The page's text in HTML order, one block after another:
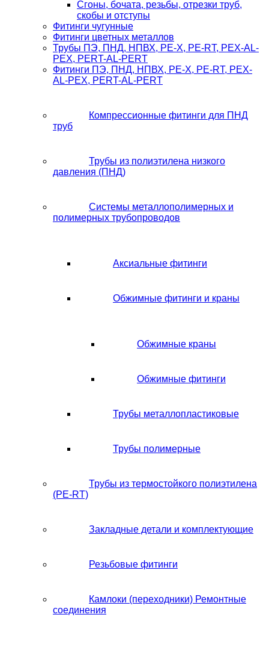
Сгоны, бочата, резьбы, отрезки труб,
скобы и отступы
Фитинги чугунные
Фитинги цветных металлов
Трубы ПЭ, ПНД, НПВХ, PE-X, PE-RT, PEX-AL-
PEX, PERT-AL-PERT
Фитинги ПЭ, ПНД, НПВХ, PE-X, PE-RT, PEX-
AL-PEX, PERT-AL-PERT
Компрессионные фитинги для ПНД
труб
Трубы из полиэтилена низкого
давления (ПНД)
Системы металлополимерных и
полимерных трубопроводов
Аксиальные фитинги
Обжимные фитинги и краны
Обжимные краны
Обжимные фитинги
Трубы металлопластиковые
Трубы полимерные
Трубы из термостойкого полиэтилена
(PE-RT)
Закладные детали и комплектующие
Резьбовые фитинги
Камлоки (переходники) Ремонтные
соединения